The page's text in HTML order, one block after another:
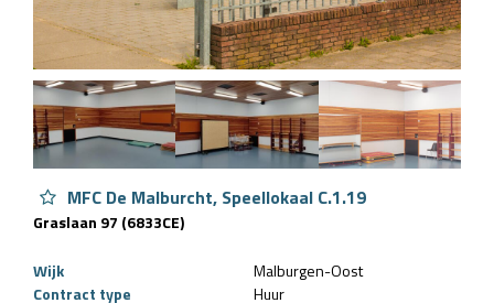
MFC De Malburcht, Speellokaal C.1.19
Graslaan 97 (6833CE)
Wijk
Malburgen-Oost
Contract type
Huur